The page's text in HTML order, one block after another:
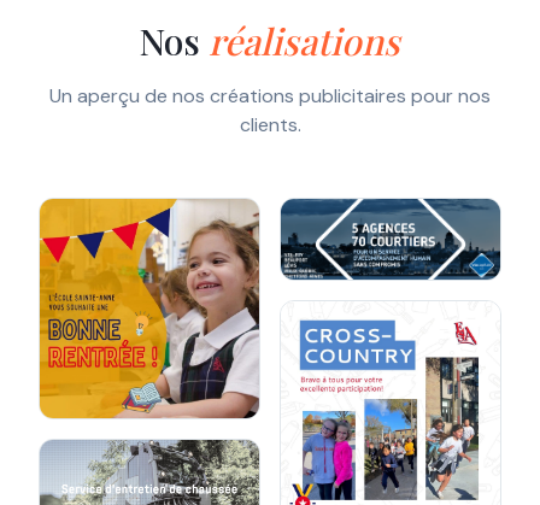
Nos réalisations
Un aperçu de nos créations publicitaires pour nos
clients.